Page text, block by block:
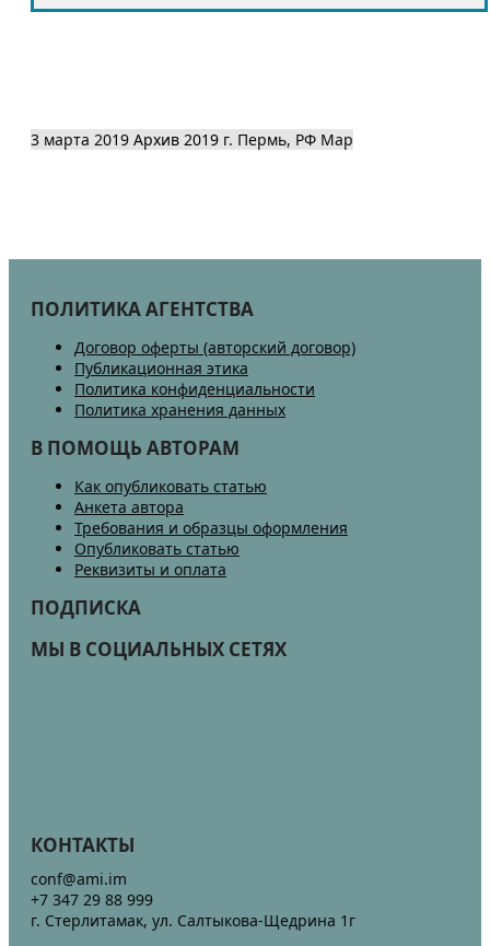
3 марта 2019 Архив 2019 г. Пермь, РФ Map
ПОЛИТИКА АГЕНТСТВА
Договор оферты (авторский договор)
Публикационная этика
Политика конфиденциальности
Политика хранения данных
В ПОМОЩЬ АВТОРАМ
Как опубликовать статью
Анкета автора
Требования и образцы оформления
Опубликовать статью
Реквизиты и оплата
ПОДПИСКА
МЫ В СОЦИАЛЬНЫХ СЕТЯХ
КОНТАКТЫ
conf@ami.im
+7 347 29 88 999
г. Стерлитамак, ул. Салтыкова-Щедрина 1г